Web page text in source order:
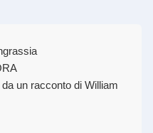
un racconto di William